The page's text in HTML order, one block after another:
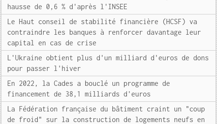
hausse de 0,6 % d'après l'INSEE
Le Haut conseil de stabilité financière (HCSF) va
contraindre les banques à renforcer davantage leur
capital en cas de crise
L'Ukraine obtient plus d'un milliard d'euros de dons
pour passer l'hiver
En 2022, la Cades a bouclé un programme de
financement de 38,1 milliards d'euros
La Fédération française du bâtiment craint un "coup
de froid" sur la construction de logements neufs en